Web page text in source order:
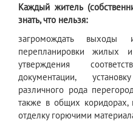
Каждый житель
знать, что нельзя:
загромождать выходы
перепланировки
утверждения
документации,
различного рода
также в общих коридорах,
отделку горючими